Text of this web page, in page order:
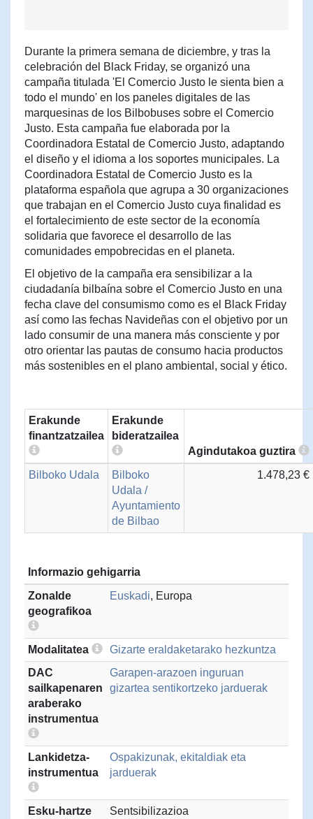
Durante la primera semana de diciembre, y tras la
celebración del Black Friday, se organizó una
campaña titulada 'El Comercio Justo le sienta bien a
todo el mundo' en los paneles digitales de las
marquesinas de los Bilbobuses sobre el Comercio
Justo. Esta campaña fue elaborada por la
Coordinadora Estatal de Comercio Justo, adaptando
el diseño y el idioma a los soportes municipales. La
Coordinadora Estatal de Comercio Justo es la
plataforma española que agrupa a 30 organizaciones
que trabajan en el Comercio Justo cuya finalidad es
el fortalecimiento de este sector de la economía
solidaria que favorece el desarrollo de las
comunidades empobrecidas en el planeta.
El objetivo de la campaña era sensibilizar a la
ciudadanía bilbaína sobre el Comercio Justo en una
fecha clave del consumismo como es el Black Friday
así como las fechas Navideñas con el objetivo por un
lado consumir de una manera más consciente y por
otro orientar las pautas de consumo hacia productos
más sostenibles en el plano ambiental, social y ético.
Erakunde
finantzatzailea
Erakunde
bideratzailea
Agindutakoa guztira
Bilboko Udala
Bilboko
Udala /
Ayuntamiento
de Bilbao
1.478,23 €
Informazio gehigarria
Zonalde
geografikoa
Euskadi, Europa
Modalitatea
Gizarte eraldaketarako hezkuntza
DAC
sailkapenaren
araberako
instrumentua
Garapen-arazoen inguruan
gizartea sentikortzeko jarduerak
Lankidetza-
instrumentua
Ospakizunak, ekitaldiak eta
jarduerak
Esku-hartze
Sentsibilizazioa